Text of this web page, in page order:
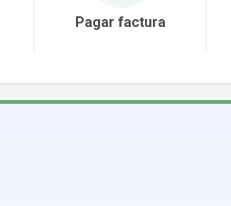
Pagar factura